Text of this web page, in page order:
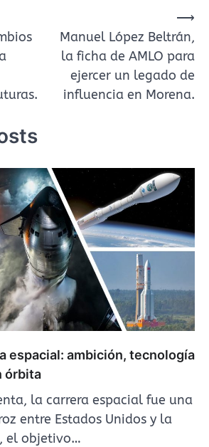
Manuel López Beltrán,
la ficha de AMLO para
ejercer un legado de
influencia en Morena.
⟶
espacial: ambición, tecnología
órbita
la carrera espacial fue una
entre Estados Unidos y la
el objetivo…